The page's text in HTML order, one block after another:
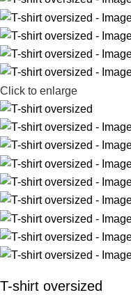
Click to enlarge
T-shirt oversized